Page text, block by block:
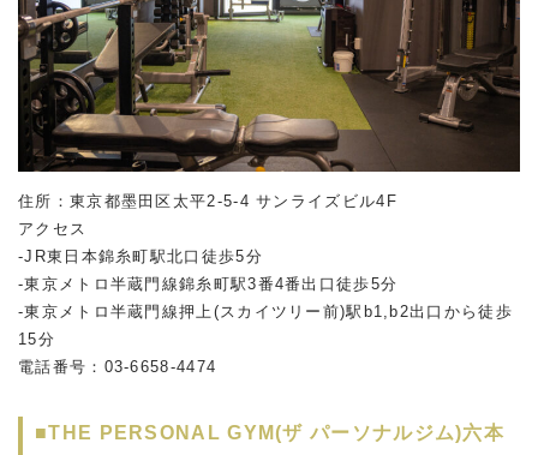
住所：東京都墨田区太平2-5-4 サンライズビル4F
アクセス
-JR東日本錦糸町駅北口徒歩5分
-東京メトロ半蔵門線錦糸町駅3番4番出口徒歩5分
-東京メトロ半蔵門線押上(スカイツリー前)駅b1,b2出口から徒歩
15分
電話番号：03-6658-4474
■THE PERSONAL GYM(ザ パーソナルジム)六本